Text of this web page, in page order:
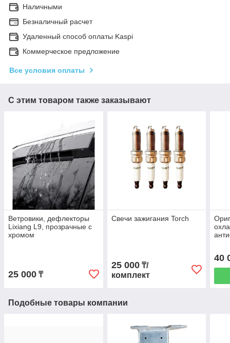
Наличными
Безналичный расчет
Удаленный способ оплаты Kaspi
Коммерческое предложение
Все условия оплаты
С этим товаром также заказывают
Ветровики, дефлекторы
Lixiang L9, прозрачные с
хромом
25 000 ₸
Свечи зажигания Torch
25 000₸/
комплект
40
Подобные товары компании